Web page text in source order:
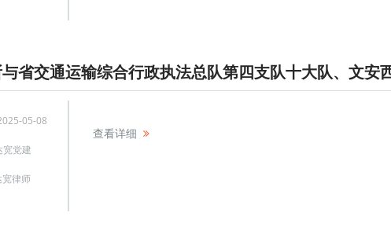
05-08
宽党建
宽律师
查看详细